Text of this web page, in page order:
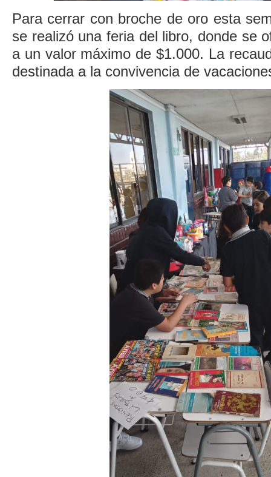
Para cerrar con broche de oro esta
se realizó una feria del libro, donde se
a un valor máximo de $1.000. La
destinada a la convivencia de